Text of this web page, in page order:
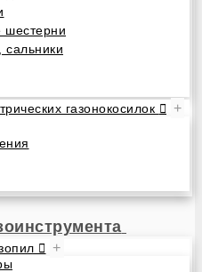
шестерни
газонокосилок
+
+